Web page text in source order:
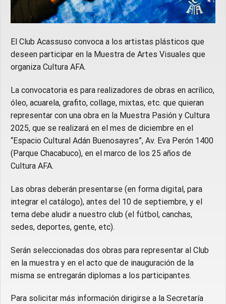
El Club Acassuso convoca a los artistas plásticos que
deseen participar en la Muestra de Artes Visuales que
organiza Cultura AFA.
La convocatoria es para realizadores de obras en acrílico,
óleo, acuarela, grafito, collage, mixtas, etc. que quieran
representar con una obra en la Muestra Pasión y Cultura
2025, que se realizará en el mes de diciembre en el
“Espacio Cultural Adán Buenosayres”, Av. Eva Perón 1400
(Parque Chacabuco), en el marco de los 25 años de
Cultura AFA.
Las obras deberán presentarse (en forma digital, para
integrar el catálogo), antes del 10 de septiembre, y el
tema debe aludir a nuestro club (el fútbol, canchas,
sedes, deportes, gente, etc).
Serán seleccionadas dos obras para representar al Club
en la muestra y en el acto que de inauguración de la
misma se entregarán diplomas a los participantes.
Para solicitar más información dirigirse a la Secretaría